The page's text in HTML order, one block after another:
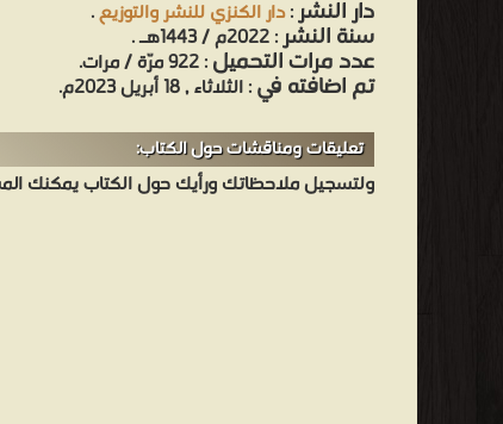
دار النشر:دار الكنزي للنشر والتوزيع.
سنة النشر: 2022م / 1443هـ .
عدد مرات التحميل: 922 مرّة / مرات.
تم اضافته في: الثلاثاء , 18 أبريل 2023م.
تعليقات ومناقشات حول الكتاب:
ولتسجيل ملاحظاتك ورأيك حول الكتاب يمكنك